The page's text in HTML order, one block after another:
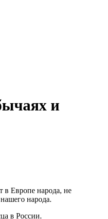
и
в Европе народа, не
народа.
в России.